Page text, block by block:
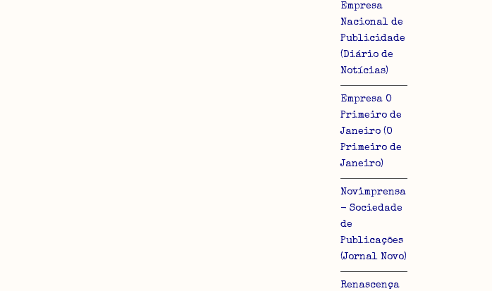
Empresa
Nacional de
Publicidade
(Diário de
Notícias)
Empresa O
Primeiro de
Janeiro (O
Primeiro de
Janeiro)
Novimprensa
- Sociedade
de
Publicações
(Jornal Novo)
Renascença